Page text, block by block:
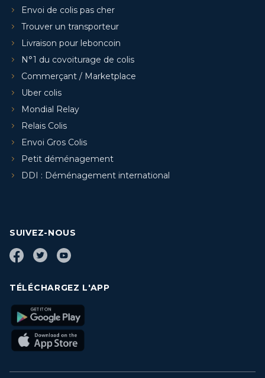
Envoi de colis pas cher
Trouver un transporteur
Livraison pour leboncoin
N°1 du covoiturage de colis
Commerçant / Marketplace
Uber colis
Mondial Relay
Relais Colis
Envoi Gros Colis
Petit déménagement
DDI : Déménagement international
SUIVEZ-NOUS
TÉLÉCHARGEZ L'APP